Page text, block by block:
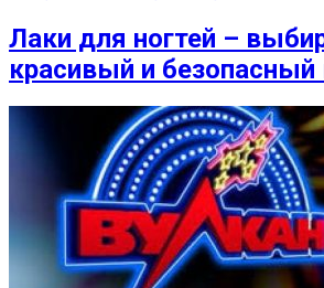
Лаки для ногтей –
красивый и